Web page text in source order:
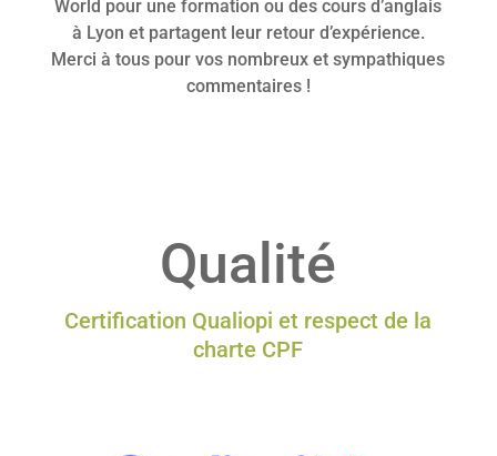
World pour une formation ou des cours d’anglais
à Lyon et partagent leur retour d’expérience.
Merci à tous pour vos nombreux et sympathiques
commentaires !
Qualité
Certification Qualiopi et respect de la
charte CPF